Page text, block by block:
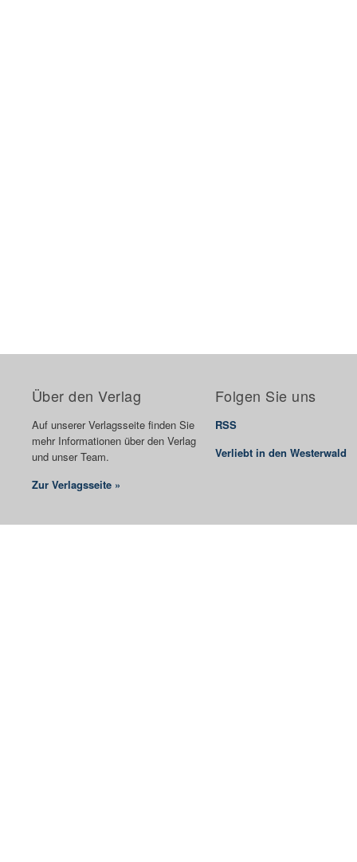
Über den Verlag
Auf unserer Verlagsseite finden Sie
mehr Informationen über den Verlag
und unser Team.
Zur Verlagsseite »
Folgen Sie uns
RSS
Verliebt in den Westerwald